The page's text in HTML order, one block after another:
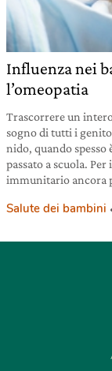
Influenza nei
l’omeopatia
Trascorrere un
sogno di tutti i
nido, quando spesso
passato a scuola.
immunitario ancora
Salute dei bambini